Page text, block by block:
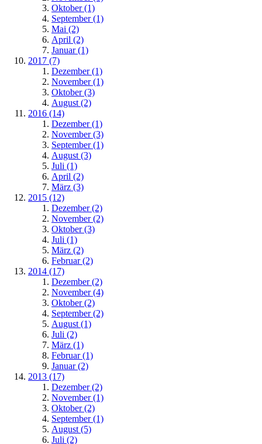
Oktober (1)
September (1)
Mai (2)
April (2)
Januar (1)
2017 (7)
Dezember (1)
November (1)
Oktober (3)
August (2)
2016 (14)
Dezember (1)
November (3)
September (1)
August (3)
Juli (1)
April (2)
März (3)
2015 (12)
Dezember (2)
November (2)
Oktober (3)
Juli (1)
März (2)
Februar (2)
2014 (17)
Dezember (2)
November (4)
Oktober (2)
September (2)
August (1)
Juli (2)
März (1)
Februar (1)
Januar (2)
2013 (17)
Dezember (2)
November (1)
Oktober (2)
September (1)
August (5)
Juli (2)